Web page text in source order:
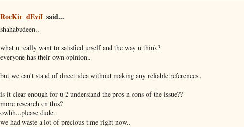
RocKin_dEviLsaid...
shahabudeen..
what u really want to satisfied urself and the way u think?
everyone has their own opinion..
but we can't stand of direct idea without making any reliable references..
is it clear enough for u 2 understand the pros n cons of the issue??
more research on this?
owhh...please dude..
we had waste a lot of precious time right now..